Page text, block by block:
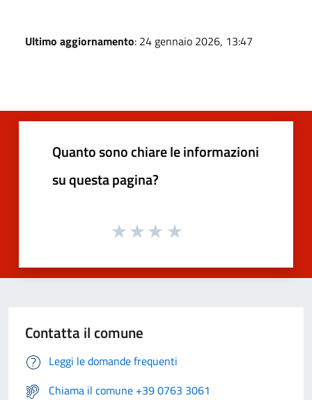
Ultimo aggiornamento: 24 gennaio 2026, 13:47
Quanto sono chiare le informazioni
su questa pagina?
Contatta il comune
Leggi le domande frequenti
Chiama il comune +39 0763 3061